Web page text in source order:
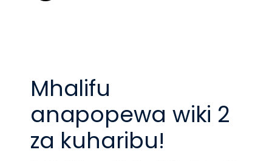
Mhalifu
anapopewa wiki 2
za kuharibu!